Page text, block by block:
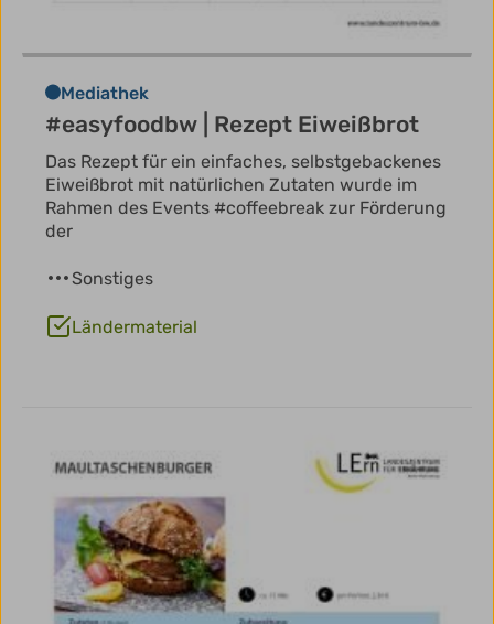
Mediathek
#easyfoodbw | Rezept Eiweißbrot
Das Rezept für ein einfaches, selbstgebackenes
Eiweißbrot mit natürlichen Zutaten wurde im
Rahmen des Events #coffeebreak zur Förderung
der
Sonstiges
Ländermaterial